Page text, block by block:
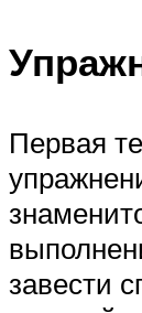
Первая
завести